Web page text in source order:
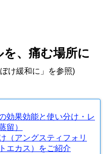
、痛む場所に
け緩和に」を参照)
効果効能と使い分け・レ
留）
（アングスティフォリ
エカス）をご紹介